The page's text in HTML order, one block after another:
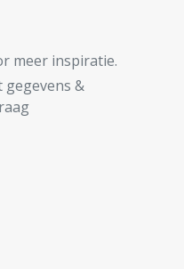
meer inspiratie.
gegevens &